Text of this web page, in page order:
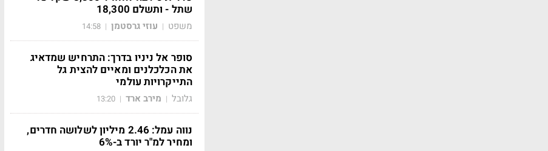
שתל - ותשלם 18,300
משפט | עוזי גרסטמן |
14:58
סופר אל ניניו בדרך: התרחיש שמדאיג
את הכלכלנים ומאיים להצית גל
התייקרויות עולמי
גלובל | מירב ארד |
13:20
נווה עמל: 2.46 מיליון לשלושה חדרים,
ומחיר למ"ר יורד ב-6%